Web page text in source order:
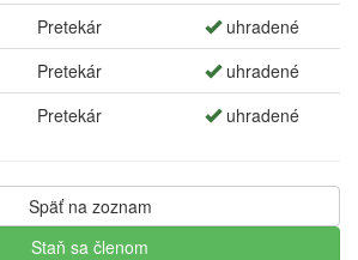
Pretekár
uhradené
Pretekár
uhradené
Pretekár uhradené
Späť na zoznam
Staň sa členom